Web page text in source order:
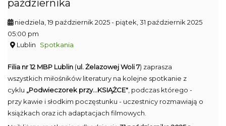
października
niedziela, 19 październik 2025- piątek, 31 październik 2025
05:00 pm
Lublin
Spotkania
Filia nr 12 MBP Lublin (ul. Żelazowej Woli 7) zaprasza
wszystkich miłośników literatury na kolejne spotkanie z
cyklu „Podwieczorek przy...KSIĄŻCE" , podczas którego -
przy kawie i słodkim poczęstunku - uczestnicy rozmawiają o
książkach oraz ich adaptacjach filmowych.